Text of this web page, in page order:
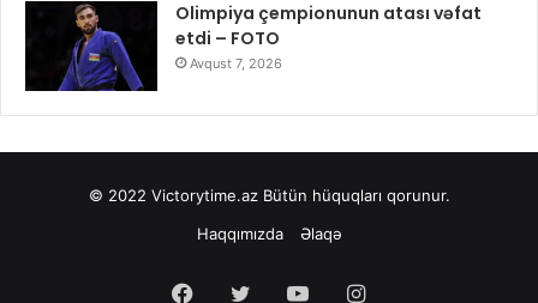
Olimpiya çempionunun atası vəfat
etdi – FOTO
Avqust 7, 2026
© 2022 Victorytime.azBütün hüquqları qorunur.
Haqqımızda
Əlaqə
Facebook
Twitter YouTubeInstagram